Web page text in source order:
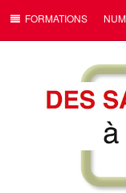
FORMATIONS